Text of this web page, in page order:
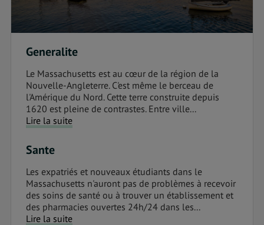
Generalite
Le Massachusetts est au cœur de la région de la
Nouvelle-Angleterre. C'est même le berceau de
l'Amérique du Nord. Cette terre construite depuis
1620 est pleine de contrastes. Entre ville...
Lire la suite
Sante
Les expatriés et nouveaux étudiants dans le
Massachusetts n'auront pas de problèmes à recevoir
des soins de santé ou à trouver un établissement et
des pharmacies ouvertes 24h/24 dans les...
Lire la suite